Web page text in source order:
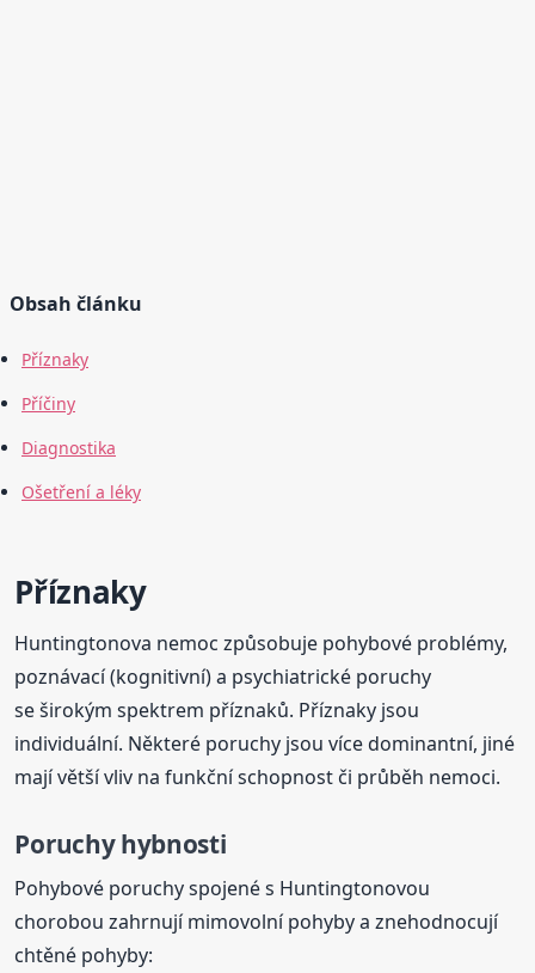
Obsah článku
Příznaky
Příčiny
Diagnostika
Ošetření a léky
Příznaky
Huntingtonova nemoc způsobuje pohybové problémy,
poznávací (kognitivní) a psychiatrické poruchy
se širokým spektrem příznaků. Příznaky jsou
individuální. Některé poruchy jsou více dominantní, jiné
mají větší vliv na funkční schopnost či průběh nemoci.
Poruchy hybnosti
Pohybové poruchy spojené s Huntingtonovou
chorobou zahrnují mimovolní pohyby a znehodnocují
chtěné pohyby: